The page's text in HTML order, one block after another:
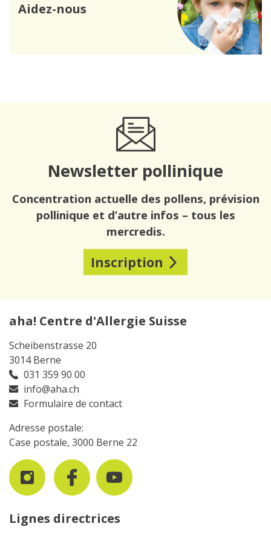
Aidez-nous
Newsletter pollinique
Concentration actuelle des pollens, prévision
pollinique et d’autre infos – tous les
mercredis.
Inscription
aha! Centre d'Allergie Suisse
Scheibenstrasse 20
3014 Berne
031 359 90 00
info@aha.ch
Formulaire de contact
Adresse postale:
Case postale, 3000 Berne 22
Lignes directrices